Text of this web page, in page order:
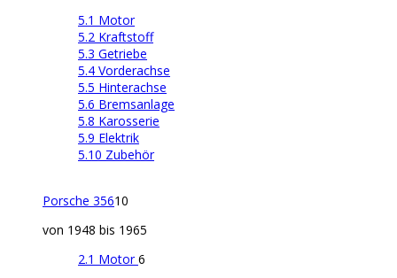
5.1 Motor
5.2 Kraftstoff
5.3 Getriebe
5.4 Vorderachse
5.5 Hinterachse
5.6 Bremsanlage
5.8 Karosserie
5.9 Elektrik
5.10 Zubehör
Porsche 35610
von 1948 bis 1965
2.1 Motor6